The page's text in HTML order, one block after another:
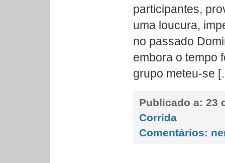
participantes,
uma loucura,
no passado
embora o tempo
grupo meteu-se
Publicado a: 23
Corrida
Comentários: